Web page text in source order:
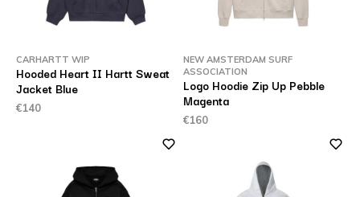
CARHARTT WIP
Hooded Heart II Hartt Sweat
Jacket Blue
€140
NEW AMSTERDAM SURF
ASSOCIATION
Logo Hoodie Zip Up Pebble
Magenta
€160